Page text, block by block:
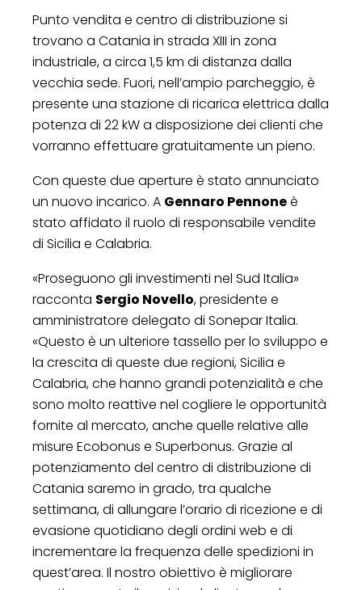
Punto vendita e centro di distribuzione si
trovano a Catania in strada XIII in zona
industriale, a circa 1,5 km di distanza dalla
vecchia sede. Fuori, nell’ampio parcheggio, è
presente una stazione di ricarica elettrica dalla
potenza di 22 kW a disposizione dei clienti che
vorranno effettuare gratuitamente un pieno.
Con queste due aperture è stato annunciato
un nuovo incarico. A Gennaro Pennoneè
stato affidato il ruolo di responsabile vendite
di Sicilia e Calabria.
«Proseguono gli investimenti nel Sud Italia»
racconta Sergio Novello, presidente e
amministratore delegato di Sonepar Italia.
«Questo è un ulteriore tassello per lo sviluppo e
la crescita di queste due regioni, Sicilia e
Calabria, che hanno grandi potenzialità e che
sono molto reattive nel cogliere le opportunità
fornite al mercato, anche quelle relative alle
misure Ecobonus e Superbonus. Grazie al
potenziamento del centro di distribuzione di
Catania saremo in grado, tra qualche
settimana, di allungare l’orario di ricezione e di
evasione quotidiano degli ordini web e di
incrementare la frequenza delle spedizioni in
quest’area. Il nostro obiettivo è migliorare